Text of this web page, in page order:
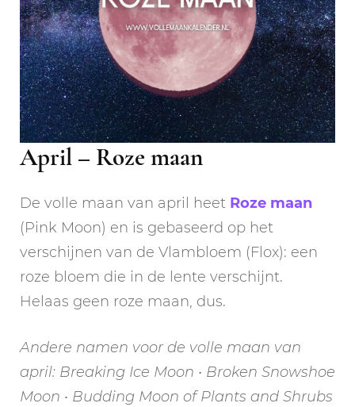
April – Roze maan
De volle maan van april heet Roze maan
(Pink Moon) en is gebaseerd op het
verschijnen van de Vlambloem (Flox): een
roze bloem die in de lente verschijnt.
Helaas geen roze maan, dus.
Andere namen voor de volle maan van
april: Breaking Ice Moon • Broken Snowshoe
Moon • Budding Moon of Plants and Shrubs